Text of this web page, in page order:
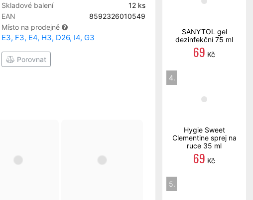
Skladové balení
12 ks
EAN
8592326010549
Místo na prodejně
E3, F3, E4, H3, D26, I4, G3
Porovnat
SANYTOL gel
dezinfekční 75 ml
69 Kč
4.
Hygie Sweet
Clementine sprej na
ruce 35 ml
69 Kč
5.